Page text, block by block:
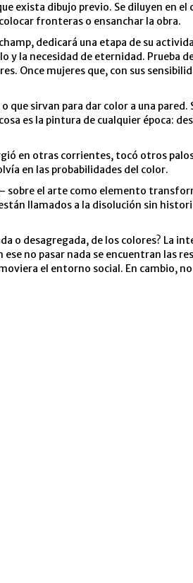
exista dibujo previo. Se diluyen en
fronteras o ensanchar la obra.
dedicará una etapa de su
la necesidad de eternidad. Prueba
Once mujeres que, con sus
sirvan para dar color a una
es la pintura de cualquier época:
en otras corrientes, tocó otros
en las probabilidades del color.
sobre el arte como elemento
llamados a la disolución sin
o desagregada, de los colores? La
ese no pasar nada se encuentran las
el entorno social. En cambio, no